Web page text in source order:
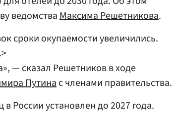
ведомстваМаксима Решетникова.
сроки окупаемости увеличились.
— сказал Решетников в ходе
Путинас членами правительства.
России установлен до 2027 года.